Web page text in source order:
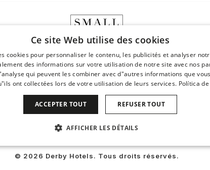
© 2026 Derby Hotels. Tous droits réservés.
Ce site Web utilise des cookies
cookies pour personnaliser le contenu, les publicités et analyser
des informations sur votre utilisation de notre site avec nos
qui peuvent les combiner avec d"autres informations que
ont collectées lors de votre utilisation de leurs services. Política
ACCEPTER TOUT REFUSER TOUT
AFFICHER LES DÉTAILS
PERFORMANCE CIBLAGE